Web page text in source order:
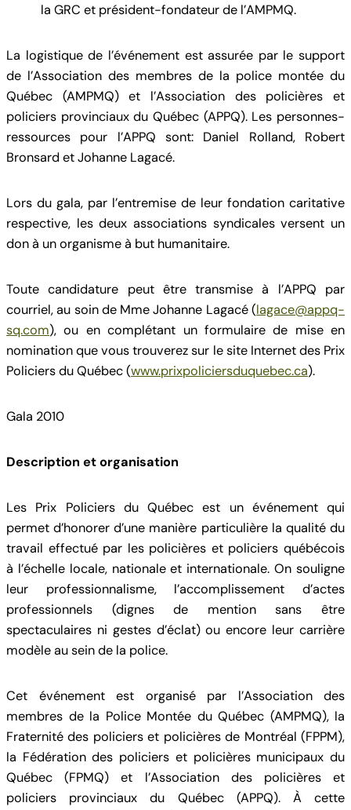
la GRC et président-fondateur de l’AMPMQ.
La logistique de l’événement est assurée par le support
de l’Association des membres de la police montée du
Québec (AMPMQ) et l’Association des policières et
policiers provinciaux du Québec (APPQ). Les personnes-
ressources pour l’APPQ sont: Daniel Rolland, Robert
Bronsard et Johanne Lagacé.
Lors du gala, par l’entremise de leur fondation caritative
respective, les deux associations syndicales versent un
don à un organisme à but humanitaire.
Toute candidature peut être transmise à l’APPQ par
courriel, au soin de Mme Johanne Lagacé (lagace@appq-
sq.com), ou en complétant un formulaire de mise en
nomination que vous trouverez sur le site Internet des Prix
Policiers du Québec (www.prixpoliciersduquebec.ca).
Gala 2010
Description et organisation
Les Prix Policiers du Québec est un événement qui
permet d’honorer d’une manière particulière la qualité du
travail effectué par les policières et policiers québécois
à l’échelle locale, nationale et internationale. On souligne
leur professionnalisme, l’accomplissement d’actes
professionnels (dignes de mention sans être
spectaculaires ni gestes d’éclat) ou encore leur carrière
modèle au sein de la police.
Cet événement est organisé par l’Association des
membres de la Police Montée du Québec (AMPMQ), la
Fraternité des policiers et policières de Montréal (FPPM),
la Fédération des policiers et policières municipaux du
Québec (FPMQ) et l’Association des policières et
policiers provinciaux du Québec (APPQ). À cette